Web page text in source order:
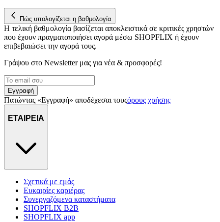
Πώς υπολογίζεται η βαθμολογία
Η τελική βαθμολογία βασίζεται αποκλειστικά σε κριτικές χρηστών
που έχουν πραγματοποιήσει αγορά μέσω SHOPFLIX ή έχουν
επιβεβαιώσει την αγορά τους.
Γράψου στο Νewsletter μας για νέα & προσφορές!
Εγγραφή
Πατώντας «Εγγραφή» αποδέχεσαι τουςόρους χρήσης
ΕΤΑΙΡΕΙΑ
Σχετικά με εμάς
Ευκαιρίες καριέρας
Συνεργαζόμενα καταστήματα
SHOPFLIX B2B
SHOPFLIX app